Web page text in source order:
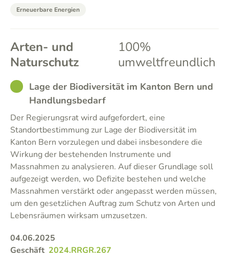
Erneuerbare Energien
Arten- und
Naturschutz
100%
umweltfreundlich
GOODLage der Biodiversität im Kanton Bern und
Handlungsbedarf
Der Regierungsrat wird aufgefordert, eine
Standortbestimmung zur Lage der Biodiversität im
Kanton Bern vorzulegen und dabei insbesondere die
Wirkung der bestehenden Instrumente und
Massnahmen zu analysieren. Auf dieser Grundlage soll
aufgezeigt werden, wo Defizite bestehen und welche
Massnahmen verstärkt oder angepasst werden müssen,
um den gesetzlichen Auftrag zum Schutz von Arten und
Lebensräumen wirksam umzusetzen.
04.06.2025
Geschäft 2024.RRGR.267